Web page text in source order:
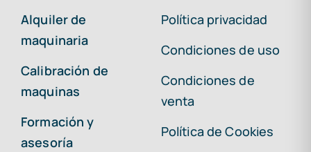
Alquiler de
maquinaria
Calibración de
maquinas
Formación y
asesoría
Política privacidad
Condiciones de uso
Condiciones de
venta
Política de Cookies